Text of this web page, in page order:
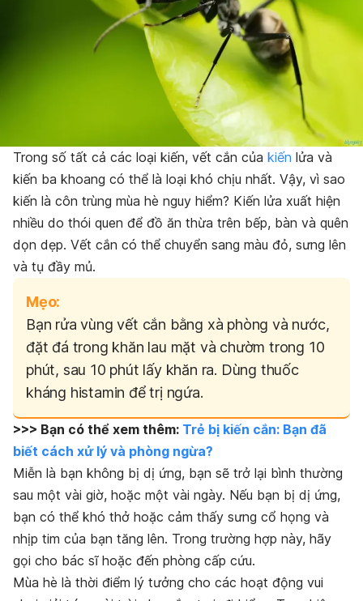
Trong số tất cả các loại kiến, vết cắn của kiến lửa và
kiến ba khoang có thể là loại khó chịu nhất. Vậy, vì sao
kiến là côn trùng mùa hè nguy hiểm? Kiến lửa xuất hiện
nhiều do thói quen để đồ ăn thừa trên bếp, bàn và quên
dọn dẹp. Vết cắn có thể chuyển sang màu đỏ, sưng lên
và tụ đầy mủ.
Mẹo:
Bạn rửa vùng vết cắn bằng xà phòng và nước,
đặt đá trong khăn lau mặt và chườm trong 10
phút, sau 10 phút lấy khăn ra. Dùng thuốc
kháng histamin để trị ngứa.
>>> Bạn có thể xem thêm: Trẻ bị kiến cắn: Bạn đã
biết cách xử lý và phòng ngừa?
Miễn là bạn không bị dị ứng, bạn sẽ trở lại bình thường
sau một vài giờ, hoặc một vài ngày. Nếu bạn bị dị ứng,
bạn có thể khó thở hoặc cảm thấy sưng cổ họng và
nhịp tim của bạn tăng lên. Trong trường hợp này, hãy
gọi cho bác sĩ hoặc đến phòng cấp cứu.
Mùa hè là thời điểm lý tưởng cho các hoạt động vui